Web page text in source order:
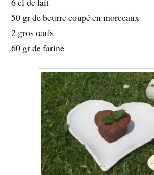
50 gr de beurre coupé en morceaux
2 gros œufs
60 gr de farine